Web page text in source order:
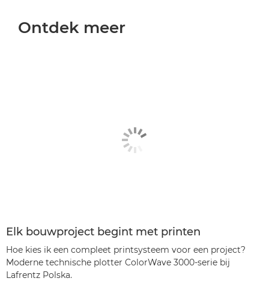
Ontdek meer
Elk bouwproject begint met printen
Hoe kies ik een compleet printsysteem voor een project?
Moderne technische plotter ColorWave 3000-serie bij
Lafrentz Polska.